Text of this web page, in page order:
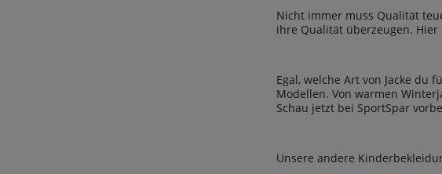
Nicht immer muss Qualität
ihre Qualität überzeugen.
Egal, welche Art von Jacke
Modellen. Von warmen
Schau jetzt bei SportSpar
Unsere andere